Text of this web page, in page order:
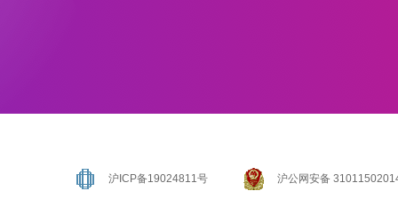
沪ICP备19024811号 沪公网安备